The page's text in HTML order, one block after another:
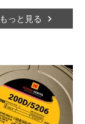
もっと見る